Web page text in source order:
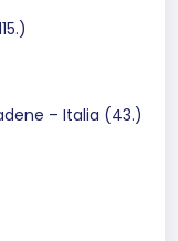
– Italia (43.)